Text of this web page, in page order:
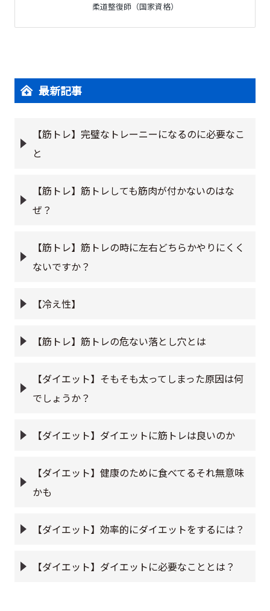
柔道整復師（国家資格）
最新記事
【筋トレ】完璧なトレーニーになるのに必要なこ
と
【筋トレ】筋トレしても筋肉が付かないのはな
ぜ？
【筋トレ】筋トレの時に左右どちらかやりにくく
ないですか？
【冷え性】
【筋トレ】筋トレの危ない落とし穴とは
【ダイエット】そもそも太ってしまった原因は何
でしょうか？
【ダイエット】ダイエットに筋トレは良いのか
【ダイエット】健康のために食べてるそれ無意味
かも
【ダイエット】効率的にダイエットをするには？
【ダイエット】ダイエットに必要なこととは？